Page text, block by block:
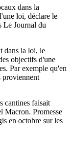
dans la
loi, déclare le
Le Journal du
dans la loi, le
objectifs d'une
Par exemple qu'en
proviennent
cantines faisait
Macron. Promesse
en octobre sur les